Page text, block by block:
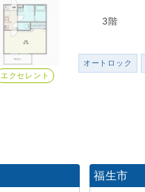
エクセレント
3階
オートロック
福生市